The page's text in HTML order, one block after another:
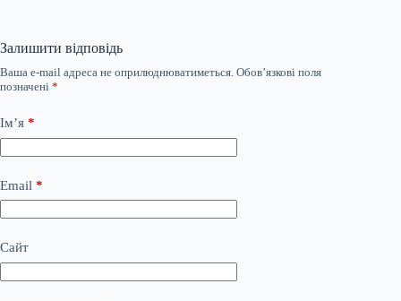
Залишити відповідь
Ваша e-mail адреса не оприлюднюватиметься. Обов’язкові поля
позначені *
Ім’я *
Email *
Сайт